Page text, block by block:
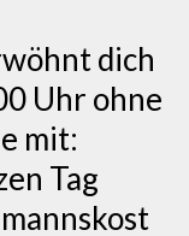
dich
Uhr ohne
mit:
Tag